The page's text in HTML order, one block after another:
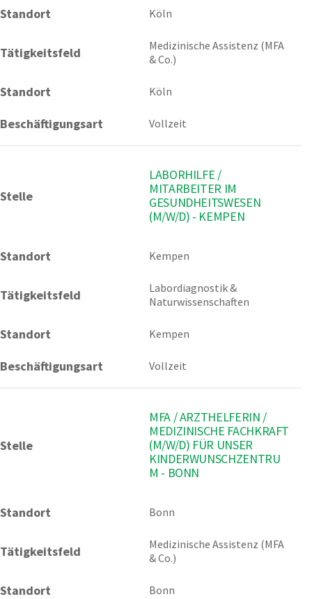
Standort Köln
Tätigkeitsfeld
Medizinische Assistenz (MFA
& Co.)
Standort Köln
Beschäftigungsart Vollzeit
Stelle
LABORHILFE /
MITARBEITER IM
GESUNDHEITSWESEN
(M/W/D) - KEMPEN
Standort Kempen
Tätigkeitsfeld
Labordiagnostik &
Naturwissenschaften
Standort Kempen
Beschäftigungsart Vollzeit
Stelle
MFA / ARZTHELFERIN /
MEDIZINISCHE FACHKRAFT
(M/W/D) FÜR UNSER
KINDERWUNSCHZENTRU
M - BONN
Standort Bonn
Tätigkeitsfeld
Medizinische Assistenz (MFA
& Co.)
Standort Bonn